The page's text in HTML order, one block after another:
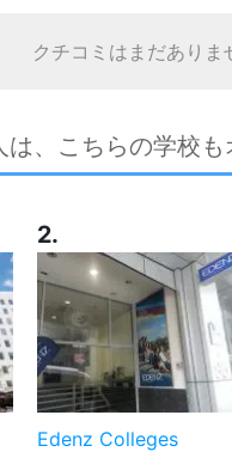
クチコミはまだありま
、こちらの学校
2.
Edenz Colleges